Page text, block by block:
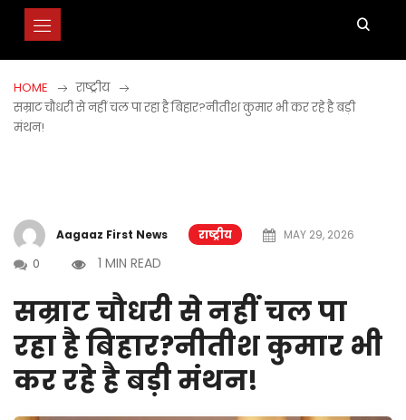
HOME
राष्ट्रीय
सम्राट चौधरी से नहीं चल पा रहा है बिहार?नीतीश कुमार भी कर रहे है बड़ी
मंथन!
Aagaaz First News राष्ट्रीय
MAY 29, 2026
0
1 MIN READ
सम्राट चौधरी से नहीं चल पा
रहा है बिहार?नीतीश कुमार भी
कर रहे है बड़ी मंथन!